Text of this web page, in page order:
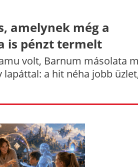
amelynek még a
is pénzt termelt
volt, Barnum másolata
lapáttal: a hit néha jobb